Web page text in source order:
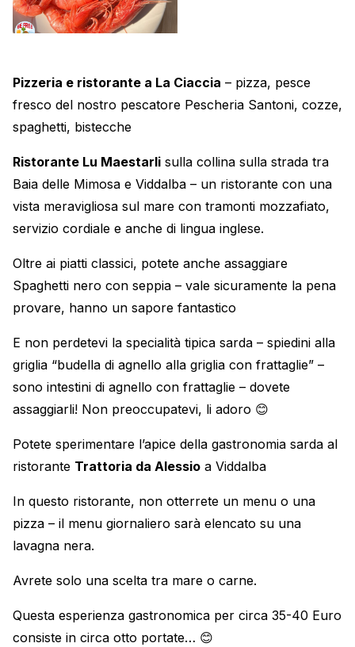
Pizzeria e ristorante a La Ciaccia – pizza, pesce
fresco del nostro pescatore Pescheria Santoni, cozze,
spaghetti, bistecche
Ristorante Lu Maestarli sulla collina sulla strada tra
Baia delle Mimosa e Viddalba – un ristorante con una
vista meravigliosa sul mare con tramonti mozzafiato,
servizio cordiale e anche di lingua inglese.
Oltre ai piatti classici, potete anche assaggiare
Spaghetti nero con seppia – vale sicuramente la pena
provare, hanno un sapore fantastico
E non perdetevi la specialità tipica sarda – spiedini alla
griglia “budella di agnello alla griglia con frattaglie” –
sono intestini di agnello con frattaglie – dovete
assaggiarli! Non preoccupatevi, li adoro 😊
Potete sperimentare l’apice della gastronomia sarda al
ristorante Trattoria da Alessio a Viddalba
In questo ristorante, non otterrete un menu o una
pizza – il menu giornaliero sarà elencato su una
lavagna nera.
Avrete solo una scelta tra mare o carne.
Questa esperienza gastronomica per circa 35-40 Euro
consiste in circa otto portate… 😊